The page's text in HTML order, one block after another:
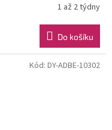
1 až 2 týdny
Do košíku
Kód: DY-ADBE-10302